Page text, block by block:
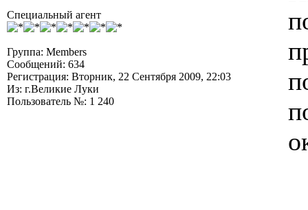
Специальный агент
Группа: Members
Сообщений: 634
Регистрация: Вторник, 22 Сентября 2009, 22:03
Из: г.Великие Луки
Пользователь №: 1 240